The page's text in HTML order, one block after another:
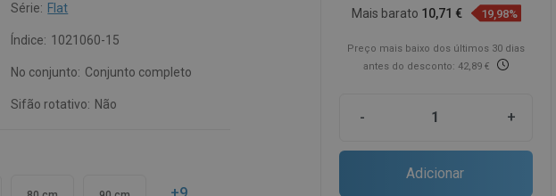
Série: Flat
Índice: 1021060-15
No conjunto: Conjunto completo
Sifão rotativo: Não
Mais barato 10,71 € 19,98%
Preço mais baixo dos últimos 30 dias
antes do desconto: 42,89 €
- +
Adicionar